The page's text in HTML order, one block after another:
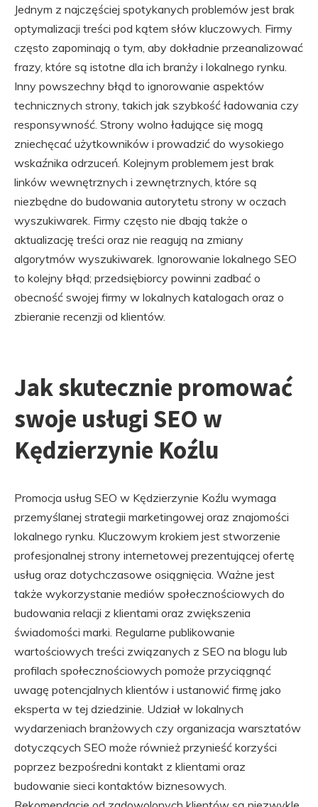
Jednym z najczęściej spotykanych problemów jest brak
optymalizacji treści pod kątem słów kluczowych. Firmy
często zapominają o tym, aby dokładnie przeanalizować
frazy, które są istotne dla ich branży i lokalnego rynku.
Inny powszechny błąd to ignorowanie aspektów
technicznych strony, takich jak szybkość ładowania czy
responsywność. Strony wolno ładujące się mogą
zniechęcać użytkowników i prowadzić do wysokiego
wskaźnika odrzuceń. Kolejnym problemem jest brak
linków wewnętrznych i zewnętrznych, które są
niezbędne do budowania autorytetu strony w oczach
wyszukiwarek. Firmy często nie dbają także o
aktualizację treści oraz nie reagują na zmiany
algorytmów wyszukiwarek. Ignorowanie lokalnego SEO
to kolejny błąd; przedsiębiorcy powinni zadbać o
obecność swojej firmy w lokalnych katalogach oraz o
zbieranie recenzji od klientów.
Jak skutecznie promować
swoje usługi SEO w
Kędzierzynie Koźlu
Promocja usług SEO w Kędzierzynie Koźlu wymaga
przemyślanej strategii marketingowej oraz znajomości
lokalnego rynku. Kluczowym krokiem jest stworzenie
profesjonalnej strony internetowej prezentującej ofertę
usług oraz dotychczasowe osiągnięcia. Ważne jest
także wykorzystanie mediów społecznościowych do
budowania relacji z klientami oraz zwiększenia
świadomości marki. Regularne publikowanie
wartościowych treści związanych z SEO na blogu lub
profilach społecznościowych pomoże przyciągnąć
uwagę potencjalnych klientów i ustanowić firmę jako
eksperta w tej dziedzinie. Udział w lokalnych
wydarzeniach branżowych czy organizacja warsztatów
dotyczących SEO może również przynieść korzyści
poprzez bezpośredni kontakt z klientami oraz
budowanie sieci kontaktów biznesowych.